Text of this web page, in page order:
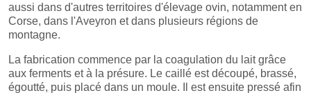
aussi dans d'autres territoires d'élevage ovin, notamment en
Corse, dans l'Aveyron et dans plusieurs régions de
montagne.
La fabrication commence par la coagulation du lait grâce
aux ferments et à la présure. Le caillé est découpé, brassé,
égoutté, puis placé dans un moule. Il est ensuite pressé afin